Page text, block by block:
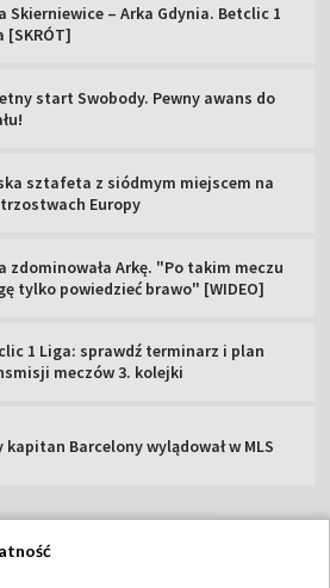
Skierniewice – Arka Gdynia. Betclic 1
[SKRÓT]
start Swobody. Pewny awans do
sztafeta z siódmym miejscem na
Europy
zdominowała Arkę. "Po takim meczu
tylko powiedzieć brawo" [WIDEO]
1 Liga: sprawdź terminarz i plan
meczów 3. kolejki
kapitan Barcelony wylądował w MLS